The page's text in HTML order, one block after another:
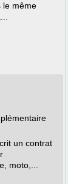
le même
un contrat
moto,...